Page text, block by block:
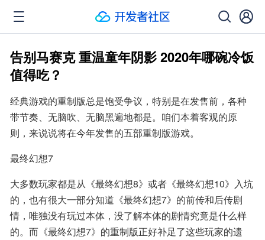
告别马赛克 重温童年阴影 2020年哪碗冷饭
值得吃？
经典游戏的重制版总是饱受争议，特别是在发售前，各种
带节奏、无脑吹、无脑黑遍地都是。咱们本着客观的原
则，来说说将在今年发售的五部重制版游戏。
最终幻想7
大多数玩家都是从《最终幻想8》或者《最终幻想10》入坑
的，也有很大一部分知道《最终幻想7》的前传和后传剧
情，唯独没有玩过本体，没了解本体的剧情究竟是什么样
的。而《最终幻想7》的重制版正好补足了这些玩家的遗